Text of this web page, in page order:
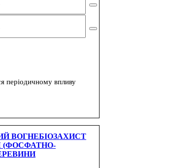
періодичному впливу
ВОГНЕБІОЗАХИСТ
(ФОСФАТНО-